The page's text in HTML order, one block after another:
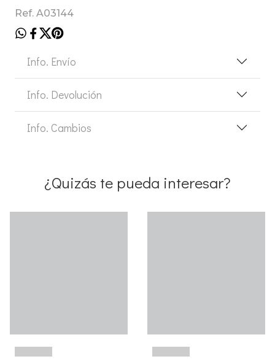
Ref. A03144
Info. Envío
Info. Devolución
Info. Cambios
¿Quizás te pueda interesar?